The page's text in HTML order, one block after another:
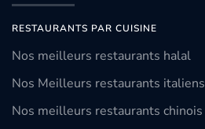
RESTAURANTS PAR CUISINE
Nos meilleurs restaurants halal
Nos Meilleurs restaurants italiens
Nos meilleurs restaurants chinois